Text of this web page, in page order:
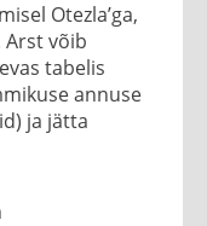
Otezla’ga,
võib
tabelis
annuse
ja jätta